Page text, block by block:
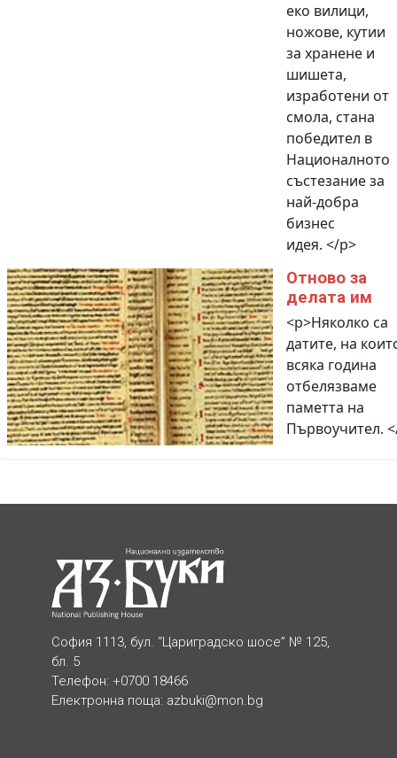
еко вилици,
ножове, кутии
за хранене и
шишета,
изработени от
смола, стана
победител в
Националното
състезание за
най-добра
бизнес
идея. </p>
Отново за
делата им
<p>Няколко са
датите, на
всяка година
отбелязваме
паметта на
Първоучител.
София 1113, бул. “Цариградско шосе” № 125,
бл. 5
Телефон: +0700 18466
Електронна поща: azbuki@mon.bg